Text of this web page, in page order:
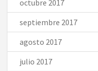
octubre 2017
septiembre 2017
agosto 2017
julio 2017